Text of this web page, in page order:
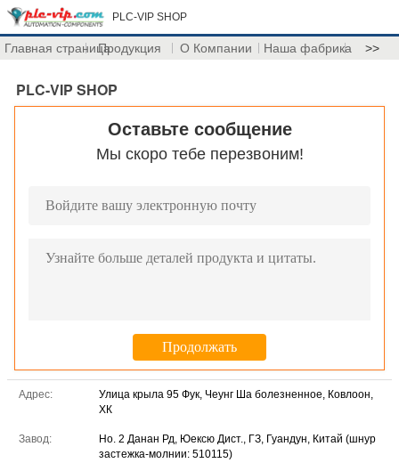
PLC-VIP SHOP
Главная страницаПродукция О Компании Наша фабрика >>
PLC-VIP SHOP
Оставьте сообщение
Мы скоро тебе перезвоним!
Адрес:
Улица крыла 95 Фук, Чеунг Ша болезненное, Ковлоон,
ХК
Завод:
Но. 2 Данан Рд, Юексю Дист., ГЗ, Гуандун, Китай (шнур
застежка-молнии: 510115)